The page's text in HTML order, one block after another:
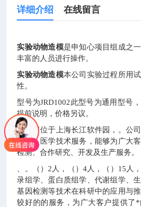
详细介绍 在线留言
实验动物造模是申知心项目组成之
丰富的人员进行操作。
实验动物造模本公司实验过程所用
性。
型号为JRD1002此型号为通用型号
提前说明，价格另议。
，公司位于上海长江软件园，。公
物学、医学技术服务，能够为广大
检测、合作研究、开发及生产服务。
、。（）2人，（）4人，（）15人
录组学、蛋白质组学、代谢组学、
基因检测等技术在科研中的应用与
较好的的服务，为广大客户提供了